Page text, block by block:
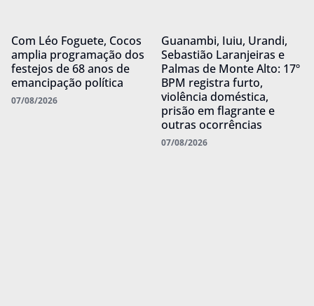
Com Léo Foguete, Cocos
amplia programação dos
festejos de 68 anos de
emancipação política
07/08/2026
Guanambi, Iuiu, Urandi,
Sebastião Laranjeiras e
Palmas de Monte Alto: 17º
BPM registra furto,
violência doméstica,
prisão em flagrante e
outras ocorrências
07/08/2026